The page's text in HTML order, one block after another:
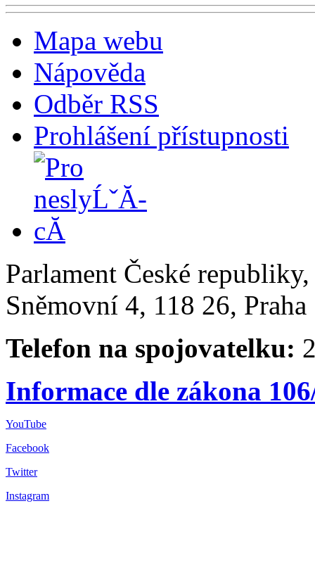
Mapa webu
Nápověda
Odběr RSS
Prohlášení přístupnosti
Parlament České
Sněmovní 4, 118 26,
Telefon na spojovatelku:
Informace dle zákona
YouTube
Facebook
Twitter
Instagram